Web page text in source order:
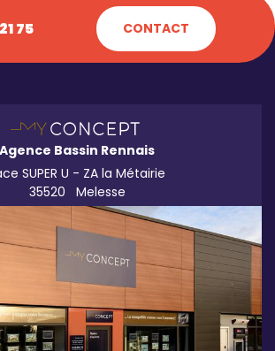
75 CONTACT
Agence Bassin Rennais
SUPER U - ZA la Métairie
35520
Melesse